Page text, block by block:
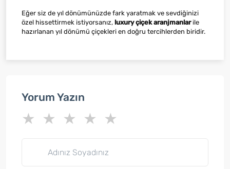
Eğer siz de yıl dönümünüzde fark yaratmak ve sevdiğinizi
özel hissettirmek istiyorsanız, luxury çiçek aranjmanlarile
hazırlanan yıl dönümü çiçekleri en doğru tercihlerden biridir.
Yorum Yazın